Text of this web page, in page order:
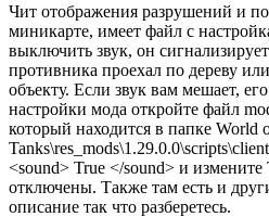
Чит отображения разрушений и
миникарте, имеет файл с
выключить звук, он
противника проехал по дереву
объекту. Если звук вам мешает,
настройки мода откройте файл
который находится в папке World
<sound> True </sound> и измените
отключены. Также там есть и
описание так что разберетесь.